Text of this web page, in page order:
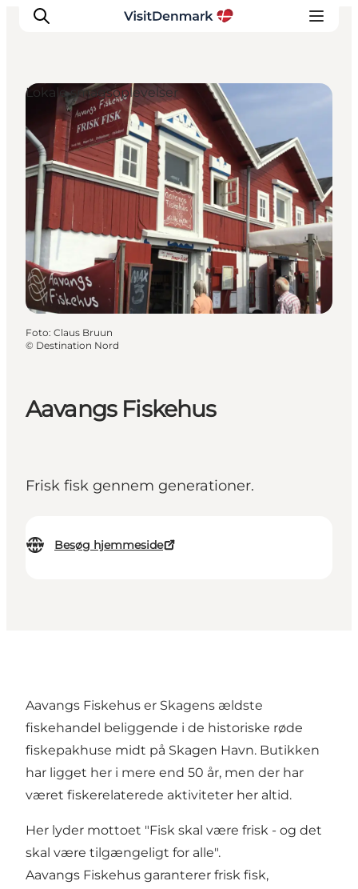
Inspiration
Destinationer
Oplevelser
Overnatning
Planlæg ferien
Aavangs Fiskehus
Frisk fisk gennem generationer.
Besøg hjemmeside
Lokale smagsoplevelser
Foto: Claus Bruun
© Destination Nord
Aavangs Fiskehus er Skagens ældste
fiskehandel beliggende i de historiske røde
fiskepakhuse midt på Skagen Havn. Butikken
har ligget her i mere end 50 år, men der har
været fiskerelaterede aktiviteter her altid.
Her lyder mottoet "Fisk skal være frisk - og det
skal være tilgængeligt for alle".
Aavangs Fiskehus garanterer frisk fisk,